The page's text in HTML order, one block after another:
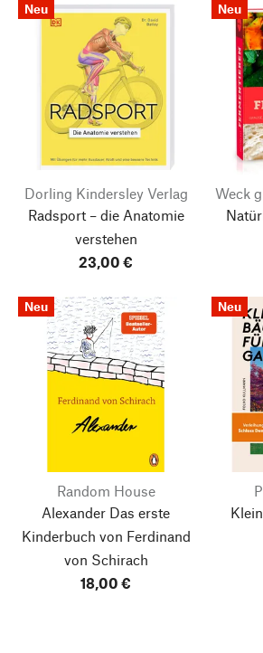
Neu
Dorling Kindersley Verlag
Radsport – die Anatomie
verstehen
23,00 €
Neu
Weck
Neu
Random House
Alexander Das erste
Kinderbuch von Ferdinand
von Schirach
18,00 €
Neu